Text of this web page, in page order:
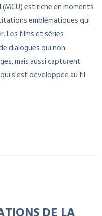
est riche en moments
emblématiques qui
Les films et séries
dialogues qui non
mais aussi capturent
s'est développée au fil
DE LA